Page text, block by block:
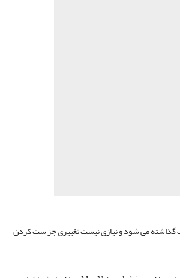
گذاشته می شود و نیازی نیست تغییری جز ست کردن